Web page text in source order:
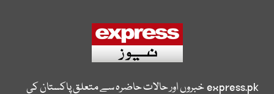
express.pkخبروں اور حالات حاضرہ سے متعلق پاکستان کی